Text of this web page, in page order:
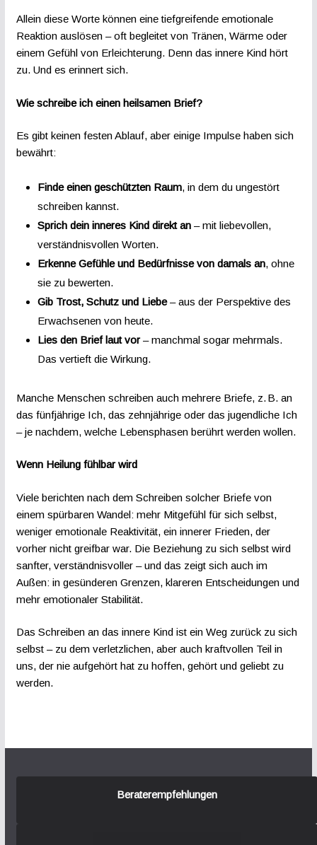
Allein diese Worte können eine tiefgreifende emotionale
Reaktion auslösen – oft begleitet von Tränen, Wärme oder
einem Gefühl von Erleichterung. Denn das innere Kind hört
zu. Und es erinnert sich.
Wie schreibe ich einen heilsamen Brief?
Es gibt keinen festen Ablauf, aber einige Impulse haben sich
bewährt:
Finde einen geschützten Raum, in dem du ungestört
schreiben kannst.
Sprich dein inneres Kind direkt an– mit liebevollen,
verständnisvollen Worten.
Erkenne Gefühle und Bedürfnisse von damals an, ohne
sie zu bewerten.
Gib Trost, Schutz und Liebe– aus der Perspektive des
Erwachsenen von heute.
Lies den Brief laut vor– manchmal sogar mehrmals.
Das vertieft die Wirkung.
Manche Menschen schreiben auch mehrere Briefe, z. B. an
das fünfjährige Ich, das zehnjährige oder das jugendliche Ich
– je nachdem, welche Lebensphasen berührt werden wollen.
Wenn Heilung fühlbar wird
Viele berichten nach dem Schreiben solcher Briefe von
einem spürbaren Wandel: mehr Mitgefühl für sich selbst,
weniger emotionale Reaktivität, ein innerer Frieden, der
vorher nicht greifbar war. Die Beziehung zu sich selbst wird
sanfter, verständnisvoller – und das zeigt sich auch im
Außen: in gesünderen Grenzen, klareren Entscheidungen und
mehr emotionaler Stabilität.
Das Schreiben an das innere Kind ist ein Weg zurück zu sich
selbst – zu dem verletzlichen, aber auch kraftvollen Teil in
uns, der nie aufgehört hat zu hoffen, gehört und geliebt zu
werden.
Beraterempfehlungen